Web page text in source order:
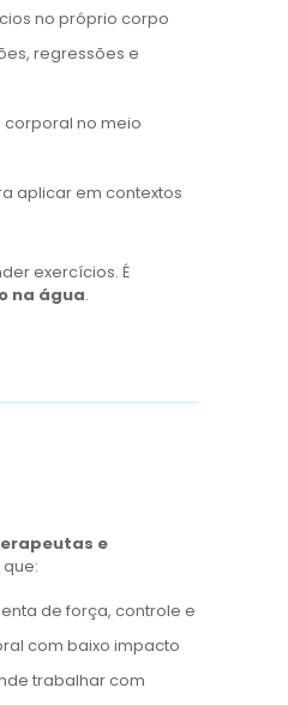
no próprio corpo
regressões e
corporal no meio
aplicar em contextos
exercícios. É
na água.
e
de força, controle e
com baixo impacto
trabalhar com